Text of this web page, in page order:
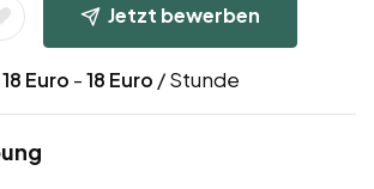
Jetzt bewerben
18 Euro -18 Euro / Stunde